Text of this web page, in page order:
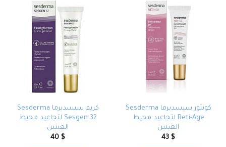
كونتور سيسديرما Sesderma
Reti-Age لتجاعيد محيط
العينين
43 $
كريم سيسديرما Sesderma
Sesgen 32 لتجاعيد محيط
العينين
40 $